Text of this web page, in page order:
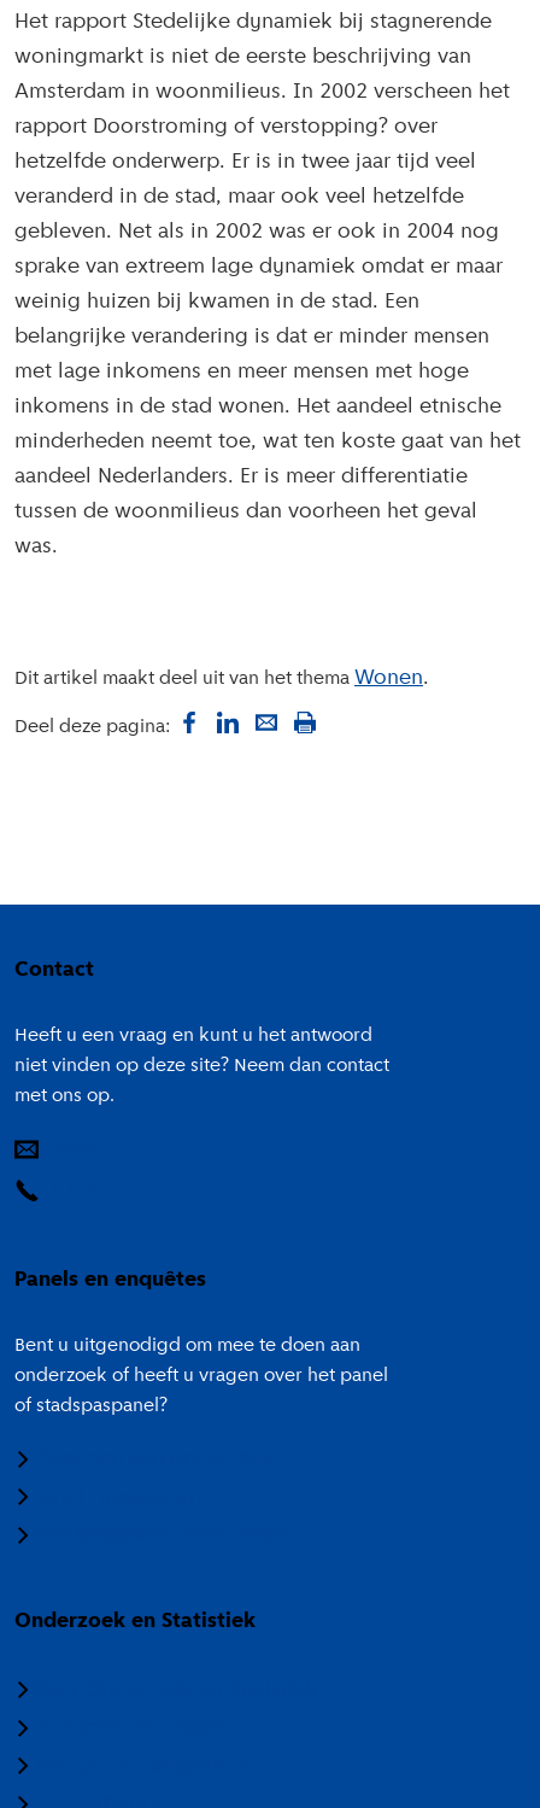
Het rapport Stedelijke dynamiek bij stagnerende
woningmarkt is niet de eerste beschrijving van
Amsterdam in woonmilieus. In 2002 verscheen het
rapport Doorstroming of verstopping? over
hetzelfde onderwerp. Er is in twee jaar tijd veel
veranderd in de stad, maar ook veel hetzelfde
gebleven. Net als in 2002 was er ook in 2004 nog
sprake van extreem lage dynamiek omdat er maar
weinig huizen bij kwamen in de stad. Een
belangrijke verandering is dat er minder mensen
met lage inkomens en meer mensen met hoge
inkomens in de stad wonen. Het aandeel etnische
minderheden neemt toe, wat ten koste gaat van het
aandeel Nederlanders. Er is meer differentiatie
tussen de woonmilieus dan voorheen het geval
was.
Dit artikel maakt deel uit van het thema Wonen
Deel deze pagina:
Contact
Heeft u een vraag en kunt u het antwoord
niet vinden op deze site? Neem dan contact
met ons op.
Panels en enquêtes
Bent u uitgenodigd om mee te doen aan
onderzoek of heeft u vragen over het panel
of stadspaspanel?
Onderzoek en Statistiek